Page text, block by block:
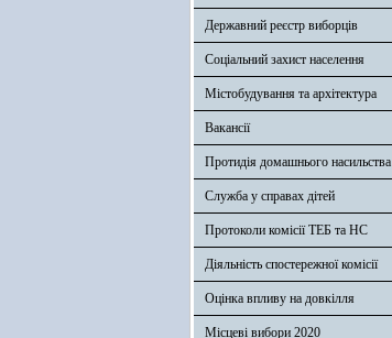
Державний реєстр виборців
Соціальний захист населення
Містобудування та архітектура
Вакансії
Протидія домашнього насильства
Служба у справах дітей
Протоколи комісії ТЕБ та НС
Діяльність спостережної комісії
Оцінка впливу на довкілля
Місцеві вибори 2020